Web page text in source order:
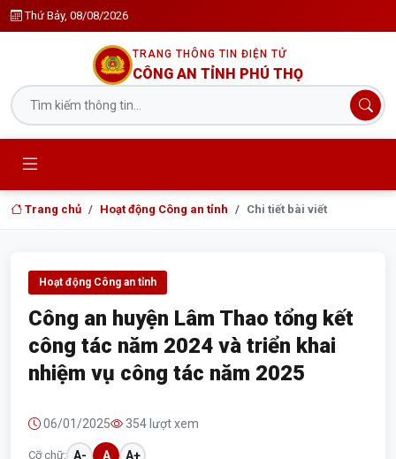
Thứ Bảy, 08/08/2026
TRANG THÔNG TIN ĐIỆN TỬ
CÔNG AN TỈNH PHÚ THỌ
Trang chủ Hoạt động Công an tỉnh Chi tiết bài viết
Hoạt động Công an tỉnh
Công an huyện Lâm Thao tổng kết
công tác năm 2024 và triển khai
nhiệm vụ công tác năm 2025
06/01/2025 354 lượt xem
Cỡ chữ: A- A A+